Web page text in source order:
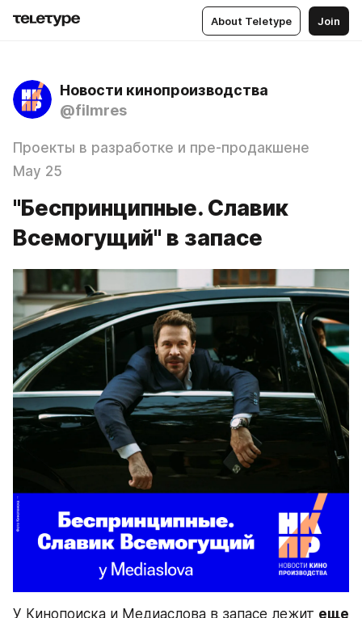
About Teletype Join
Новости кинопроизводства
@filmres
Проекты в разработке и пре-продакшене
May 25
"Беспринципные. Славик
Всемогущий" в запасе
У Кинопоиска и Медиаслова в запасе лежит еще